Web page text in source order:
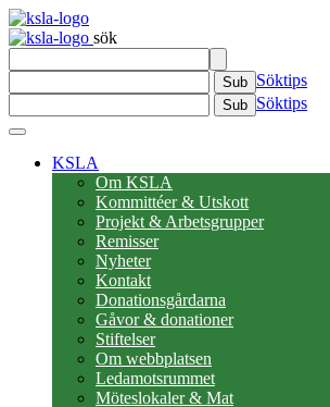
sök
Sub Söktips
Sub Söktips
KSLA
Om KSLA
Kommittéer & Utskott
Projekt & Arbetsgrupper
Remisser
Nyheter
Kontakt
Donationsgårdarna
Gåvor & donationer
Stiftelser
Om webbplatsen
Ledamotsrummet
Möteslokaler & Mat